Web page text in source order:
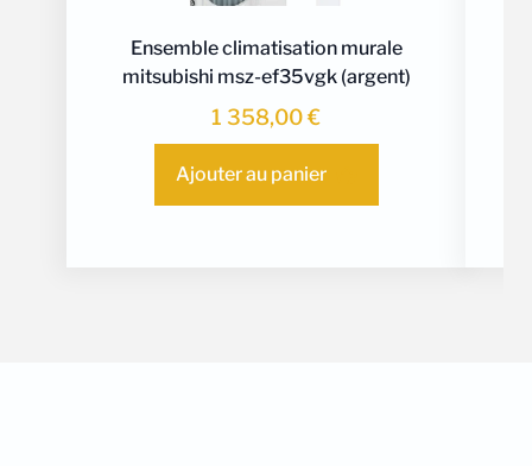
Ensemble climatisation murale
mitsubishi msz-ef35vgk (argent)
1 358,00€
Ajouter au panier